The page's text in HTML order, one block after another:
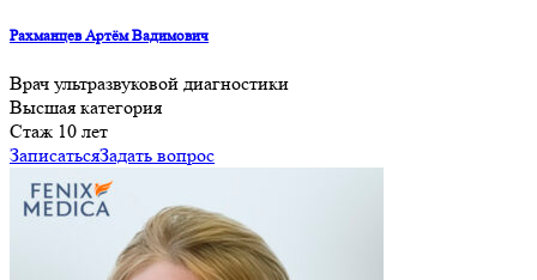
Рахманцев Артём Вадимович
Врач ультразвуковой диагностики
Высшая категория
Cтаж 10 лет
ЗаписатьсяЗадать вопрос